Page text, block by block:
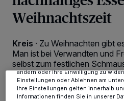
Weihnachtszeit
Kreis · Zu Weihnachten gibt
Man ist bei Verwandten und
selbst zum festlichen
zudem süße und herzhafte
Menschen fahren dann noch
die Reste bleiben im
Wir und unsere218-Partner speichern
personenbezogene Daten wie
Kennungen auf Ihrem Gerät zu. Durch
verarbeiten Daten, um Ihnen Dienste
Zwecke. Wenn Tracker deaktiviert
Anzeigen möglicherweise nicht mehr
dieses Menü jederzeit wieder
ändern oder Ihre Einwilligung zu
Einstellungen oder Ablehnen am
Ihre Einstellungen gelten innerhalb
Informationen finden Sie in unserer